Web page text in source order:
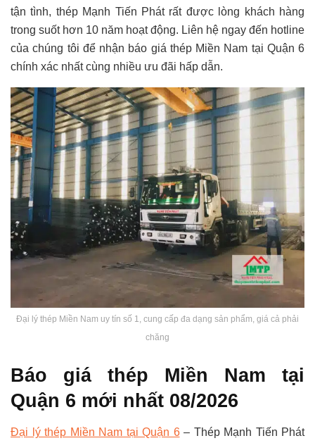
tận tình, thép Mạnh Tiến Phát rất được lòng khách hàng
trong suốt hơn 10 năm hoạt động. Liên hệ ngay đến hotline
của chúng tôi để nhận báo giá thép Miền Nam tại Quận 6
chính xác nhất cùng nhiều ưu đãi hấp dẫn.
Đại lý thép Miền Nam uy tín số 1, cung cấp đa dạng sản phẩm, giá cả phải
chăng
Báo giá thép Miền Nam tại
Quận 6 mới nhất 08/2026
Đại lý thép Miền Nam tại Quận 6– Thép Mạnh Tiến Phát